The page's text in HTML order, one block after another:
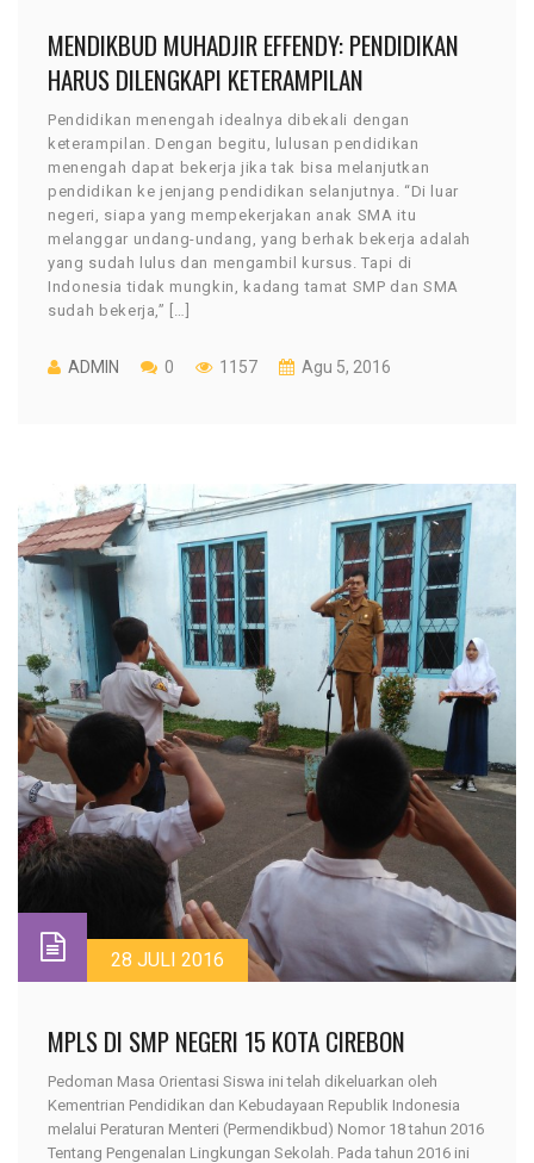
MENDIKBUD MUHADJIR EFFENDY: PENDIDIKAN
HARUS DILENGKAPI KETERAMPILAN
Pendidikan menengah idealnya dibekali dengan
keterampilan. Dengan begitu, lulusan pendidikan
menengah dapat bekerja jika tak bisa melanjutkan
pendidikan ke jenjang pendidikan selanjutnya. “Di luar
negeri, siapa yang mempekerjakan anak SMA itu
melanggar undang-undang, yang berhak bekerja adalah
yang sudah lulus dan mengambil kursus. Tapi di
Indonesia tidak mungkin, kadang tamat SMP dan SMA
sudah bekerja,” […]
ADMIN 0 1157 Agu 5, 2016
28 JULI 2016
MPLS DI SMP NEGERI 15 KOTA CIREBON
Pedoman Masa Orientasi Siswa ini telah dikeluarkan oleh
Kementrian Pendidikan dan Kebudayaan Republik Indonesia
melalui Peraturan Menteri (Permendikbud) Nomor 18 tahun 2016
Tentang Pengenalan Lingkungan Sekolah. Pada tahun 2016 ini